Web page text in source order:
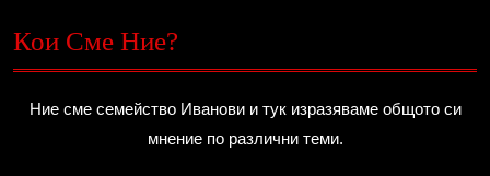
Кои Сме Ние?
Ние сме семейство Иванови и тук изразяваме общото си
мнение по различни теми.